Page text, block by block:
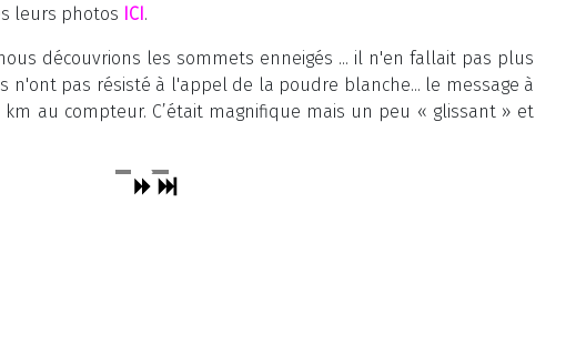
leurs photos ICI .
découvrions les sommets enneigés ... il n'en fallait pas plus
n'ont pas résisté à l'appel de la poudre blanche... le message à
km au compteur. C’était magnifique mais un peu « glissant » et